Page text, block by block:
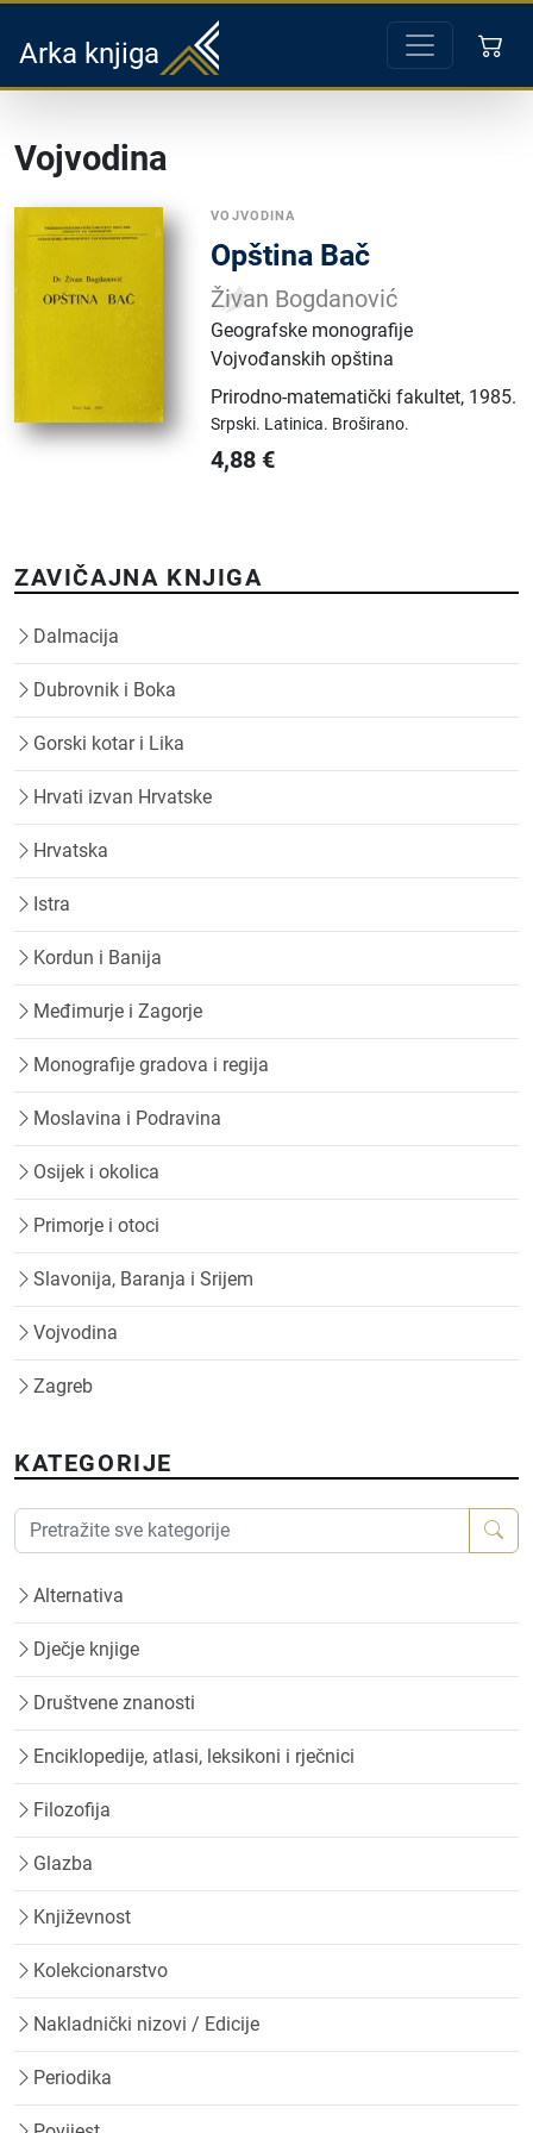
Arka knjiga
Vojvodina
VOJVODINA
Opština Bač
Živan Bogdanović
Geografske monografije
Vojvođanskih opština
Prirodno-matematički fakultet, 1985.
Srpski. Latinica. Broširano.
4,88 €
ZAVIČAJNA KNJIGA
Dalmacija
Dubrovnik i Boka
Gorski kotar i Lika
Hrvati izvan Hrvatske
Hrvatska
Istra
Kordun i Banija
Međimurje i Zagorje
Monografije gradova i regija
Moslavina i Podravina
Osijek i okolica
Primorje i otoci
Slavonija, Baranja i Srijem
Vojvodina
Zagreb
KATEGORIJE
Alternativa
Dječje knjige
Društvene znanosti
Enciklopedije, atlasi, leksikoni i rječnici
Filozofija
Glazba
Književnost
Kolekcionarstvo
Nakladnički nizovi / Edicije
Periodika